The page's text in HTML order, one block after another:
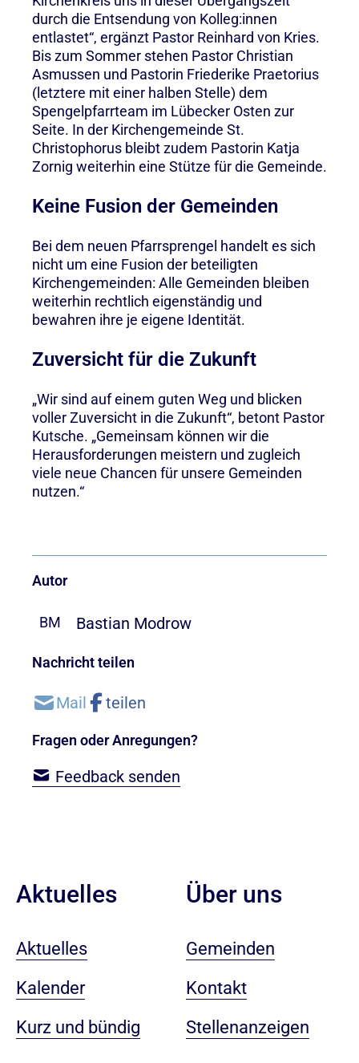
durch die Entsendung von Kolleg:innen
entlastet“, ergänzt Pastor Reinhard von Kries.
Bis zum Sommer stehen Pastor Christian
Asmussen und Pastorin Friederike Praetorius
(letztere mit einer halben Stelle) dem
Spengelpfarrteam im Lübecker Osten zur
Seite. In der Kirchengemeinde St.
Christophorus bleibt zudem Pastorin Katja
Zornig weiterhin eine Stütze für die Gemeinde.
Keine Fusion der Gemeinden
Bei dem neuen Pfarrsprengel handelt es sich
nicht um eine Fusion der beteiligten
Kirchengemeinden: Alle Gemeinden bleiben
weiterhin rechtlich eigenständig und
bewahren ihre je eigene Identität.
Zuversicht für die Zukunft
„Wir sind auf einem guten Weg und blicken
voller Zuversicht in die Zukunft“, betont Pastor
Kutsche. „Gemeinsam können wir die
Herausforderungen meistern und zugleich
viele neue Chancen für unsere Gemeinden
nutzen.“
Autor
BM Bastian Modrow
Fragen oder Anregungen?
Feedback senden
Nachricht teilen
Aktuelles
Aktuelles
Kalender
Kurz und bündig
Über uns
Gemeinden
Kontakt
Stellenanzeigen